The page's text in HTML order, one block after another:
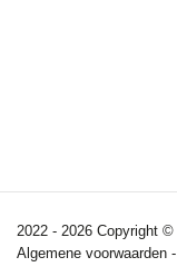
2022 - 2026 Copyright ©
Algemene voorwaarden -